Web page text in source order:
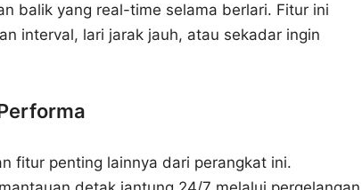
balik yang real-time selama berlari. Fitur ini
interval, lari jarak jauh, atau sekadar ingin
fitur penting lainnya dari perangkat ini.